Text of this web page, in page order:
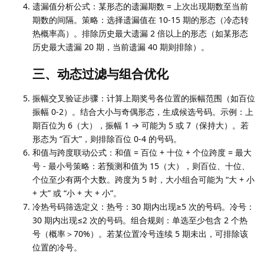
遗漏值分析公式：某形态的遗漏期数 = 上次出现期数至当前
期数的间隔。策略：选择遗漏值在 10-15 期的形态（冷态转
热概率高）。排除历史最大遗漏 2 倍以上的形态（如某形态
历史最大遗漏 20 期，当前遗漏 40 期则排除）。
三、动态过滤与组合优化
振幅交叉验证步骤：计算上期奖号各位置的振幅范围（如百位
振幅 0-2）。结合大小与奇偶形态，生成候选号码。示例：上
期百位为 6（大），振幅 1 → 可能为 5 或 7（保持大）。若
形态为 “百大”，则排除百位 0-4 的号码。
和值与跨度联动公式：和值 = 百位 + 十位 + 个位跨度 = 最大
号 - 最小号策略：若预测和值为 15（大），则百位、十位、
个位至少有两个大数。跨度为 5 时，大小组合可能为 “大 + 小
+ 大” 或 “小 + 大 + 小”。
冷热号码筛选定义：热号：30 期内出现≥5 次的号码。冷号：
30 期内出现≤2 次的号码。组合规则：单选至少包含 2 个热
号（概率＞70%）。若某位置冷号连续 5 期未出，可排除该
位置的冷号。